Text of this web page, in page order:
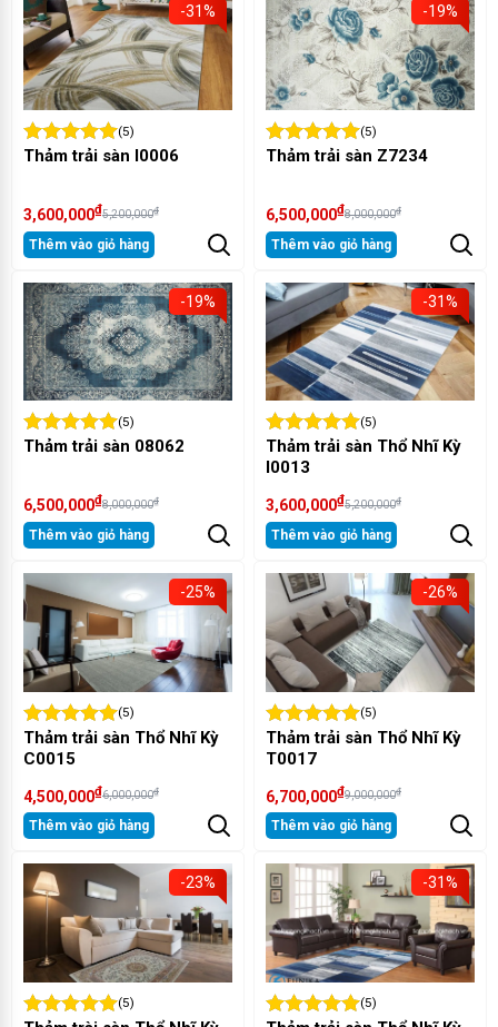
-31%
(5)
Thảm trải sàn I0006
3,600,000₫5,200,000₫
Thêm vào giỏ hàng
-19%
(5)
Thảm trải sàn Z7234
6,500,000₫8,000,000₫
Thêm vào giỏ hàng
-19%
(5)
Thảm trải sàn 08062
6,500,000₫8,000,000₫
Thêm vào giỏ hàng
-31%
(5)
Thảm trải sàn Thổ Nhĩ Kỳ
I0013
3,600,000₫5,200,000₫
Thêm vào giỏ hàng
-25%
(5)
Thảm trải sàn Thổ Nhĩ Kỳ
C0015
4,500,000₫6,000,000₫
Thêm vào giỏ hàng
-26%
(5)
Thảm trải sàn Thổ Nhĩ Kỳ
T0017
6,700,000₫9,000,000₫
Thêm vào giỏ hàng
-23%
(5)
-31%
(5)